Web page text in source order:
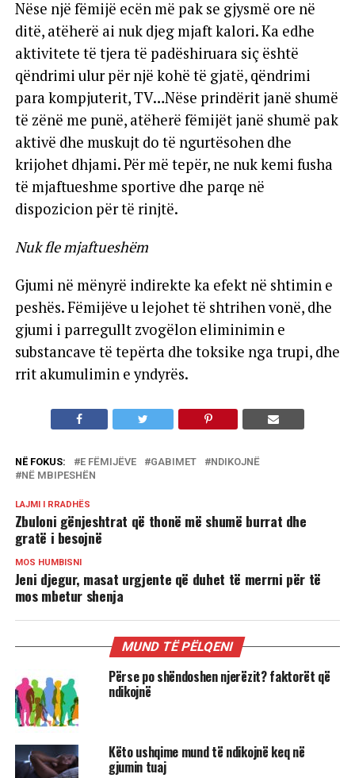
Nëse një fëmijë ecën më pak se gjysmë ore në
ditë, atëherë ai nuk djeg mjaft kalori. Ka edhe
aktivitete të tjera të padëshiruara siç është
qëndrimi ulur për një kohë të gjatë, qëndrimi
para kompjuterit, TV…Nëse prindërit janë shumë
të zënë me punë, atëherë fëmijët janë shumë pak
aktivë dhe muskujt do të ngurtësohen dhe
krijohet dhjami. Për më tepër, ne nuk kemi fusha
të mjaftueshme sportive dhe parqe në
dispozicion për të rinjtë.
Nuk fle mjaftueshëm
Gjumi në mënyrë indirekte ka efekt në shtimin e
peshës. Fëmijëve u lejohet të shtrihen vonë, dhe
gjumi i parregullt zvogëlon eliminimin e
substancave të tepërta dhe toksike nga trupi, dhe
rrit akumulimin e yndyrës.
NË FOKUS: E FËMIJËVE GABIMET
NDIKOJNË
NË MBIPESHËN
LAJMI I RRADHËS
Zbuloni gënjeshtrat që thonë më shumë burrat dhe
gratë i besojnë
MOS HUMBISNI
Jeni djegur, masat urgjente që duhet të merrni për të
mos mbetur shenja
MUND TË PËLQENI
Përse po shëndoshen njerëzit? faktorët që
ndikojnë
Këto ushqime mund të ndikojnë keq në
gjumin tuaj